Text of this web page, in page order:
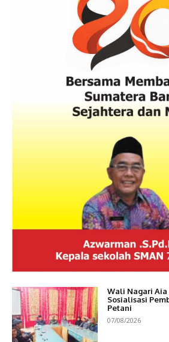
Wali Nagari
Sosialisasi
Petani
07/08/2026